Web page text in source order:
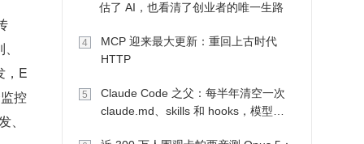
，E
控
估了 AI，也看清了创业者的唯一生路
4
MCP 迎来最大更新：重回上古时代
HTTP
5
Claude Code 之父：每半年清空一次
claude.md、skills 和 hooks，模型自